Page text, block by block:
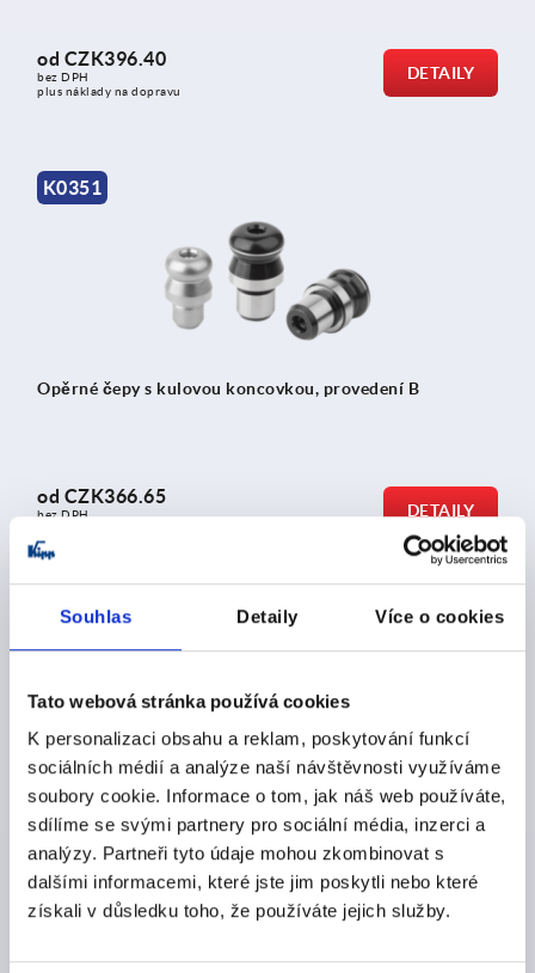
Souhlas Detaily Více o cookies
Tato webová stránka používá cookies
K personalizaci obsahu a reklam, poskytování funkcí
sociálních médií a analýze naší návštěvnosti využíváme
soubory cookie. Informace o tom, jak náš web používáte,
sdílíme se svými partnery pro sociální média, inzerci a
analýzy. Partneři tyto údaje mohou zkombinovat s
dalšími informacemi, které jste jim poskytli nebo které
získali v důsledku toho, že používáte jejich služby.
od CZK396.40
bez DPH
plus náklady na dopravu
DETAILY
K0351
Opěrné čepy s kulovou koncovkou, provedení B
od CZK366.65
bez DPH
DETAILY
K0351
Opěrné čepy s kulovou koncovkou zploštělé provedení D